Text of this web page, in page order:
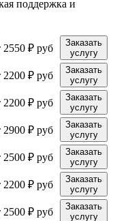
поддержка и
2550 ₽ руб
Заказать
услугу
2200 ₽ руб
Заказать
услугу
2200 ₽ руб
Заказать
услугу
2900 ₽ руб
Заказать
услугу
2500 ₽ руб
Заказать
услугу
2200 ₽ руб
Заказать
услугу
2500 ₽ руб
Заказать
услугу